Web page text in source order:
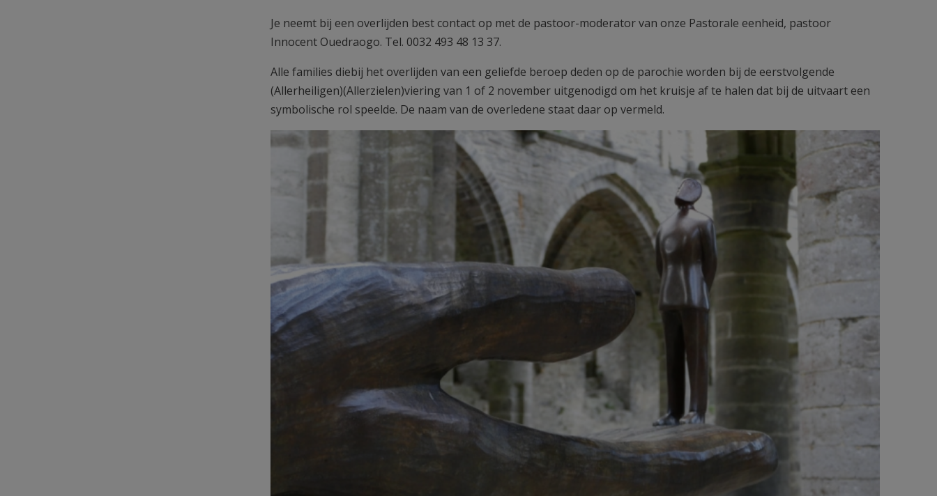
Je neemt bij een overlijden best contact op met de pastoor-moderator van onze Pastorale eenheid, pastoor
Innocent Ouedraogo. Tel. 0032 493 48 13 37.
Alle families diebij het overlijden van een geliefde beroep deden op de parochie worden bij de eerstvolgende
(Allerheiligen)(Allerzielen)viering van 1 of 2 november uitgenodigd om het kruisje af te halen dat bij de uitvaart een
symbolische rol speelde. De naam van de overledene staat daar op vermeld.